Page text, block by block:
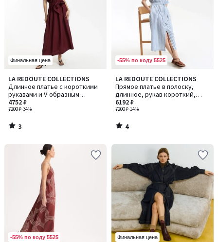
Финальная цена
LA REDOUTE COLLECTIONS
Длинное платье с короткими
рукавами и V-образным
вырезом, на поясе
7200 ₽-34%
4752 ₽
3
/
5
3
/
-55% по коду 5525
LA REDOUTE COLLECTIONS
Прямое платье в полоску,
длинное, рукав короткий,
HELOÏSE / ЭЛОИЗ
7200 ₽-14%
6192 ₽
4
/
5
4
/
-55% по коду 5525 Финальная цена